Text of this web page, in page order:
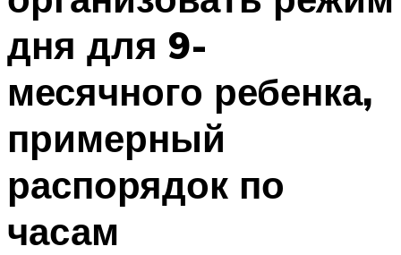
дня для 9-
месячного ребенка,
примерный
распорядок по
часам